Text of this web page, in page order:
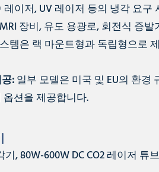
레이저, UV 레이저 등의 냉각 요
장비, 유도 용광로, 회전식 증
템은 랙 마운트형과 독립형으로
:일부 모델은 미국 및 EU의 환경
션을 제공합니다.
, 80W-600W DC CO2 레이저 튜